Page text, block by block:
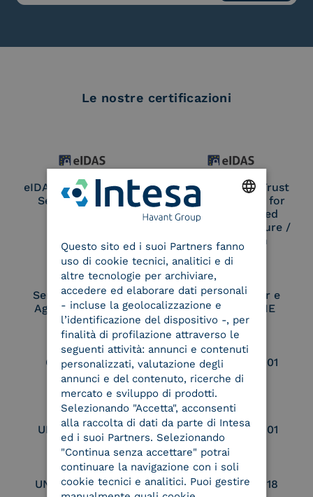
Le nostre certificazioni
eIDAS Qualified Trust
Service Provider
eIDAS Qualified Trust
Service Provider for
Remote Qualified
Electronic Signature /
Seal Creation
Service Provider e
Aggregatore SPID
Service Provider e
Aggregatore CIE
Conservatore
qualificato
UNI EN ISO 37001
UNI EN ISO 9001 UNI EN ISO 27001
UNI EN ISO 27017 UNI EN ISO 27018
ITALIAN
Questo sito ed i suoi Partners fanno
uso di cookie tecnici, analitici e di
altre tecnologie per archiviare,
accedere ed elaborare dati personali
- incluse la geolocalizzazione e
l’identificazione del dispositivo -, per
finalità di profilazione attraverso le
seguenti attività: annunci e contenuti
personalizzati, valutazione degli
annunci e del contenuto, ricerche di
mercato e sviluppo di prodotti.
Selezionando "Accetta", acconsenti
alla raccolta di dati da parte di Intesa
ed i suoi Partners. Selezionando
"Continua senza accettare" potrai
continuare la navigazione con i soli
cookie tecnici e analitici. Puoi gestire